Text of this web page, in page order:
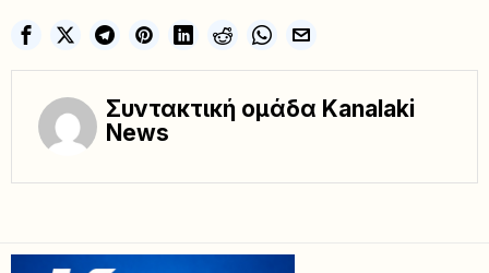
Συντακτική ομάδα Kanalaki
News